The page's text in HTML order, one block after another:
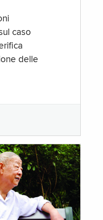
caso
delle